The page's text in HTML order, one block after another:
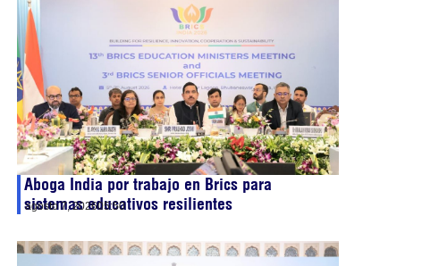
Aboga India por trabajo en Brics para
sistemas educativos resilientes
agosto 7, 202605:50